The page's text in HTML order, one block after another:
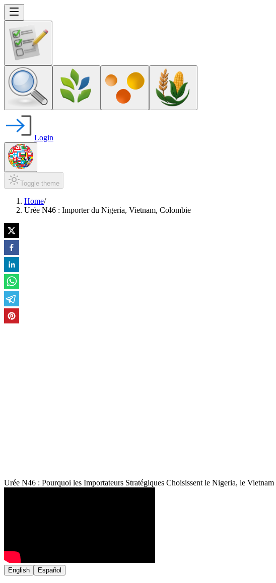
Login
Toggle theme
Home/
Urée N46 : Importer du Nigeria, Vietnam, Colombie
Urée N46 : Pourquoi les Importateurs Stratégiques Choisissent le Nigeria, le
English Español